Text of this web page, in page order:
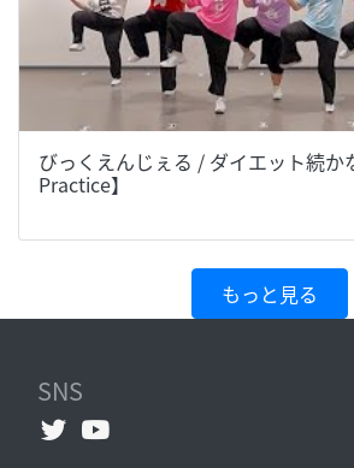
びっくえんじぇる / ダイエット続
Practice】
もっと見る
SNS